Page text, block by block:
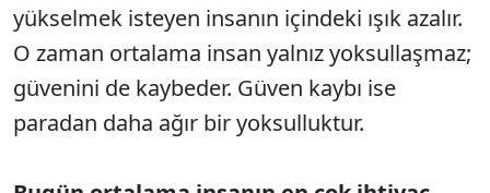
yükselmek isteyen insanın içindeki ışık azalır.
O zaman ortalama insan yalnız yoksullaşmaz;
güvenini de kaybeder. Güven kaybı ise
paradan daha ağır bir yoksulluktur.